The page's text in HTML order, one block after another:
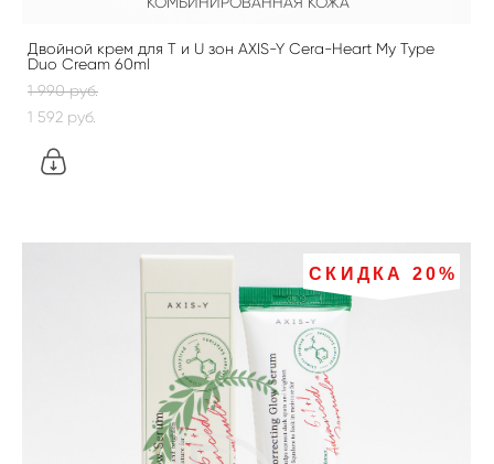
Двойной крем для Т и U зон AXIS-Y Cera-Heart My Type
Duo Cream 60ml
1 990 pуб.
1 592 pуб.
СКИДКА 20%